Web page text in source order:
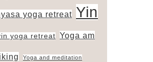
yoga retreat Yin
yoga retreat Yoga am
Yoga and meditation